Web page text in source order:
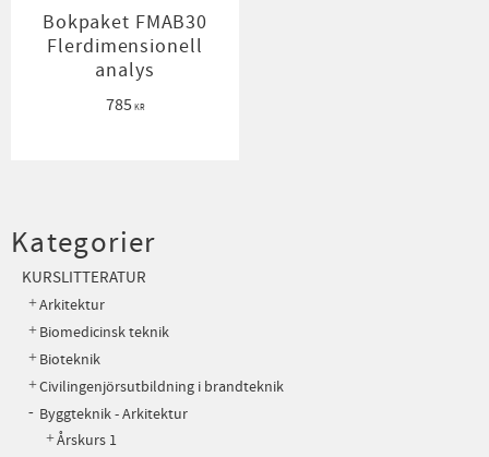
Bokpaket FMAB30
Flerdimensionell
analys
785 KR
Kategorier
KURSLITTERATUR
Arkitektur
Biomedicinsk teknik
Bioteknik
Civilingenjörsutbildning i brandteknik
Byggteknik - Arkitektur
Årskurs 1